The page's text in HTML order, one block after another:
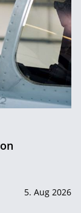
5. Aug 2026